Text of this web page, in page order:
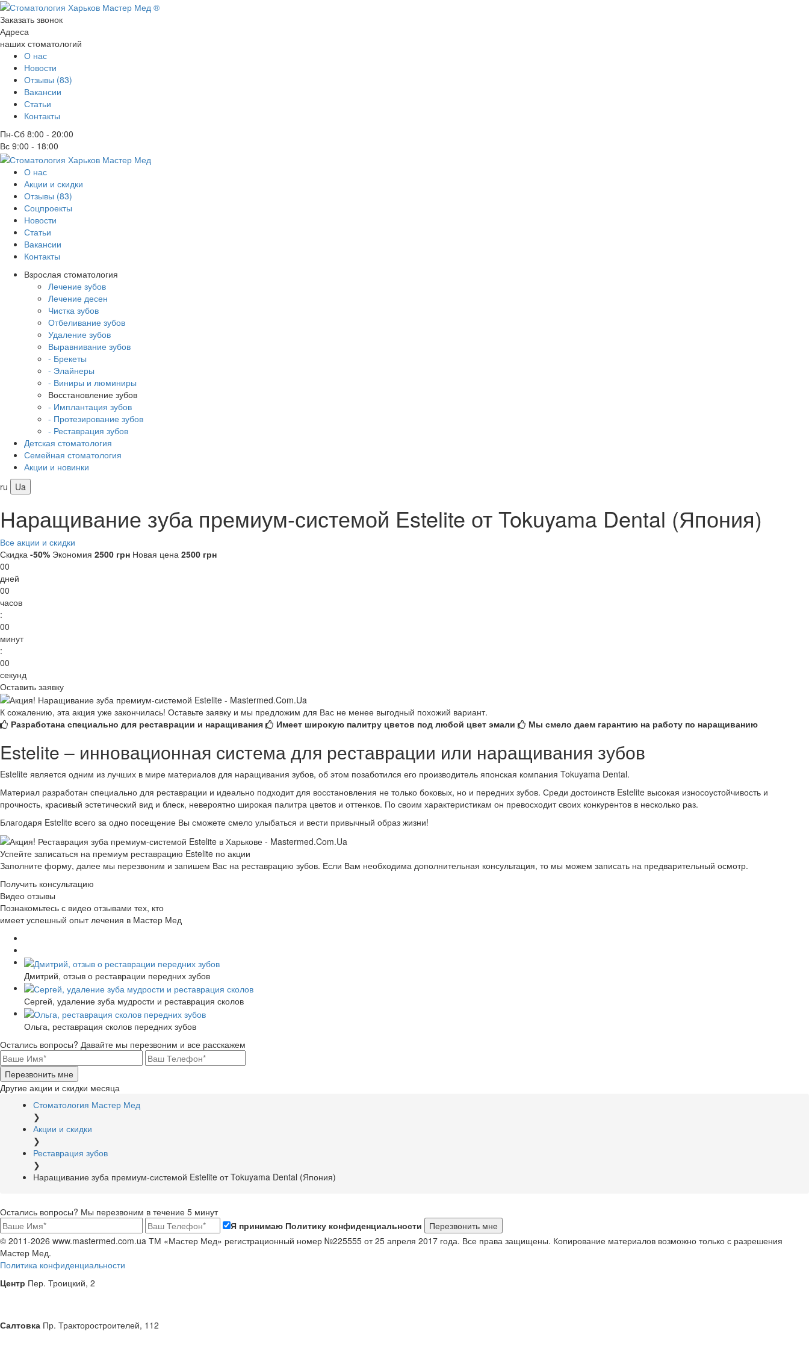
Заказать звонок
Адреса
наших стоматологий
О нас
Новости
Отзывы (83)
Вакансии
Статьи
Контакты
Пн-Сб 8:00 - 20:00
Вс 9:00 - 18:00
О нас
Акции и скидки
Отзывы (83)
Соцпроекты
Новости
Статьи
Вакансии
Контакты
Взрослая стоматология
Лечение зубов
Лечение десен
Чистка зубов
Отбеливание зубов
Удаление зубов
Выравнивание зубов
- Брекеты
- Элайнеры
- Виниры и люминиры
Восстановление зубов
- Имплантация зубов
- Протезирование зубов
- Реставрация зубов
Детская стоматология
Семейная стоматология
Акции и новинки
ru
Ua
Наращивание зуба премиум-системой Estelite от Tokuyama Dental (Япония)
Все акции и скидки
Скидка -50% Экономия 2500 грн Новая цена 2500 грн
00
дней
00
часов
:
00
минут
:
00
секунд
Оставить заявку
К сожалению, эта акция уже закончилась! Оставьте заявку и мы предложим для Вас не менее выгодный похожий вариант.
Разработана специально для реставрации и наращивания
Имеет широкую палитру цветов под любой цвет эмали Мы смело даем гарантию на работу по наращиванию
Estelite – инновационная система для реставрации или наращивания зубов
Estelite является одним из лучших в мире материалов для наращивания зубов, об этом позаботился его производитель японская компания Tokuyama Dental.
Материал разработан специально для реставрации и идеально подходит для восстановления не только боковых, но и передних зубов. Среди достоинств Estelite высокая износоустойчивость и
прочность, красивый эстетический вид и блеск, невероятно широкая палитра цветов и оттенков. По своим характеристикам он превосходит своих конкурентов в несколько раз.
Благодаря Estelite всего за одно посещение Вы сможете смело улыбаться и вести привычный образ жизни!
Успейте записаться на премиум реставрацию Estelite по акции
Заполните форму, далее мы перезвоним и запишем Вас на реставрацию зубов. Если Вам необходима дополнительная консультация, то мы можем записать на предварительный осмотр.
Получить консультацию
Видео отзывы
Познакомьтесь с видео отзывами тех, кто
имеет успешный опыт лечения в Мастер Мед
Дмитрий, отзыв о реставрации передних зубов
Сергей, удаление зуба мудрости и реставрация сколов
Ольга, реставрация сколов передних зубов
Остались вопросы? Давайте мы перезвоним и все расскажем
Другие акции и скидки месяца
Стоматология Мастер Мед
❯
Акции и скидки
❯
Реставрация зубов
❯
Наращивание зуба премиум-системой Estelite от Tokuyama Dental (Япония)
Остались вопросы? Мы перезвоним в течение 5 минут
Я принимаю Политику конфиденциальности
© 2011-2026 www.mastermed.com.ua ТМ «Мастер Мед» регистрационный номер №225555 от 25 апреля 2017 года. Все права защищены. Копирование материалов возможно только с разрешения
Мастер Мед.
Политика конфиденциальности
Центр Пер. Троицкий, 2
Салтовка Пр. Тракторостроителей, 112